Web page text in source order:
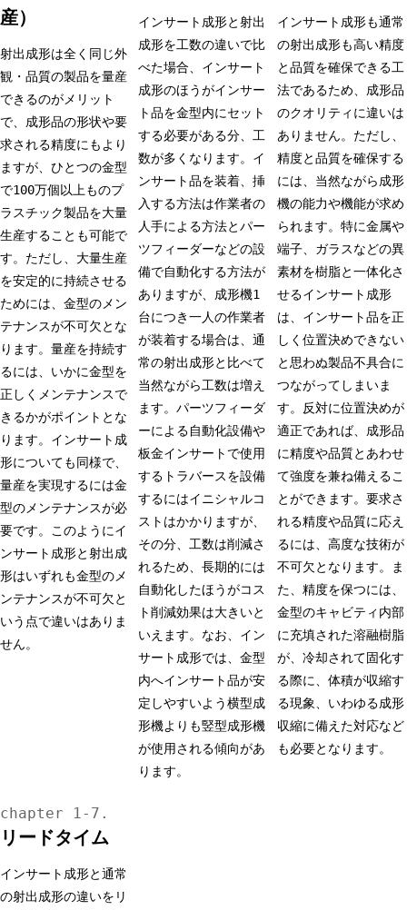
産）
射出成形は全く同じ外
観・品質の製品を量産
できるのがメリット
で、成形品の形状や要
求される精度にもより
ますが、ひとつの金型
で100万個以上ものプ
ラスチック製品を大量
生産することも可能で
す。ただし、大量生産
を安定的に持続させる
ためには、金型のメン
テナンスが不可欠とな
ります。量産を持続す
るには、いかに金型を
正しくメンテナンスで
きるかがポイントとな
ります。インサート成
形についても同様で、
量産を実現するには金
型のメンテナンスが必
要です。このようにイ
ンサート成形と射出成
形はいずれも金型のメ
ンテナンスが不可欠と
いう点で違いはありま
せん。
インサート成形と射出
成形を工数の違いで比
べた場合、インサート
成形のほうがインサー
ト品を金型内にセット
する必要がある分、工
数が多くなります。イ
ンサート品を装着、挿
入する方法は作業者の
人手による方法とパー
ツフィーダーなどの設
備で自動化する方法が
ありますが、成形機1
台につき一人の作業者
が装着する場合は、通
常の射出成形と比べて
当然ながら工数は増え
ます。パーツフィーダ
ーによる自動化設備や
板金インサートで使用
するトラバースを設備
するにはイニシャルコ
ストはかかりますが、
その分、工数は削減さ
れるため、長期的には
自動化したほうがコス
ト削減効果は大きいと
いえます。なお、イン
サート成形では、金型
内へインサート品が安
定しやすいよう横型成
形機よりも竪型成形機
が使用される傾向があ
ります。
インサート成形も通常
の射出成形も高い精度
と品質を確保できる工
法であるため、成形品
のクオリティに違いは
ありません。ただし、
精度と品質を確保する
には、当然ながら成形
機の能力や機能が求め
られます。特に金属や
端子、ガラスなどの異
素材を樹脂と一体化さ
せるインサート成形
は、インサート品を正
しく位置決めできない
と思わぬ製品不具合に
つながってしまいま
す。反対に位置決めが
適正であれば、成形品
に精度や品質とあわせ
て強度を兼ね備えるこ
とができます。要求さ
れる精度や品質に応え
るには、高度な技術が
不可欠となります。ま
た、精度を保つには、
金型のキャビティ内部
に充填された溶融樹脂
が、冷却されて固化す
る際に、体積が収縮す
る現象、いわゆる成形
収縮に備えた対応など
も必要となります。
リードタイム
インサート成形と通常
の射出成形の違いをリ